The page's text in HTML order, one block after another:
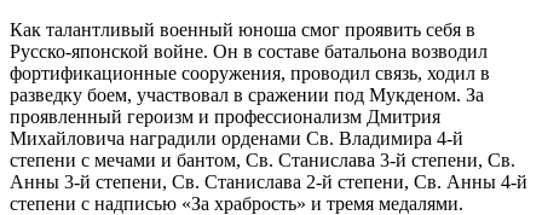
Как талантливый военный юноша смог проявить себя в
Русско-японской войне. Он в составе батальона возводил
фортификационные сооружения, проводил связь, ходил в
разведку боем, участвовал в сражении под Мукденом. За
проявленный героизм и профессионализм Дмитрия
Михайловича наградили орденами Св. Владимира 4-й
степени с мечами и бантом, Св. Станислава 3-й степени, Св.
Анны 3-й степени, Св. Станислава 2-й степени, Св. Анны 4-й
степени с надписью «За храбрость» и тремя медалями.